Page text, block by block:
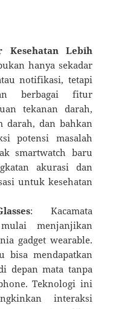
Kesehatan Lebih
hanya sekadar
notifikasi, tetapi
berbagai fitur
tekanan darah,
darah, dan bahkan
potensi masalah
smartwatch baru
akurasi dan
untuk kesehatan
: Kacamata
menjanjikan
gadget wearable.
bisa mendapatkan
depan mata tanpa
Teknologi ini
interaksi